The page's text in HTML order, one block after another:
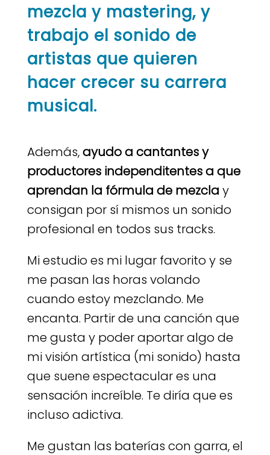
mezcla y mastering, y
trabajo el sonido de
artistas que quieren
hacer crecer su carrera
musical.
Además,ayudo a cantantes y
productores independitentes a que
aprendan la fórmula de mezcla y
consigan por sí mismos un sonido
profesional en todos sus tracks.
Mi estudio es mi lugar favorito y se
me pasan las horas volando
cuando estoy mezclando. Me
encanta. Partir de una canción que
me gusta y poder aportar algo de
mi visión artística (mi sonido) hasta
que suene espectacular es una
sensación increíble. Te diría que es
incluso adictiva.
Me gustan las baterías con garra, el